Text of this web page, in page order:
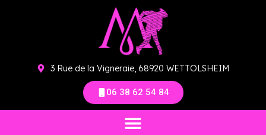
3 Rue de la Vigneraie, 68920 WETTOLSHEIM
06 38 62 54 84